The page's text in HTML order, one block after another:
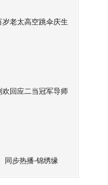
岁老太高空跳伞庆生
欢回应二当冠军导师
同步热播-锦绣缘